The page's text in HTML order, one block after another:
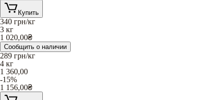
Купить
340 грн/кг
3 кг
1 020,00₴
Сообщить о наличии
289 грн/кг
4 кг
1 360,00
-15%
1 156,00₴